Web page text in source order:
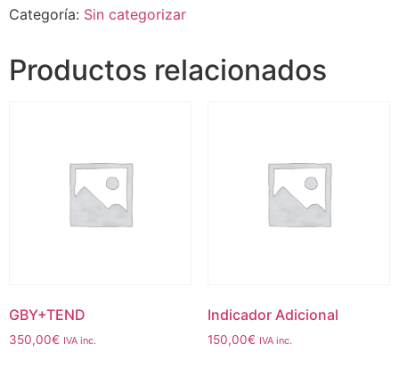
Categoría: Sin categorizar
Productos relacionados
GBY+TEND
350,00€ IVA inc.
Indicador Adicional
150,00€ IVA inc.